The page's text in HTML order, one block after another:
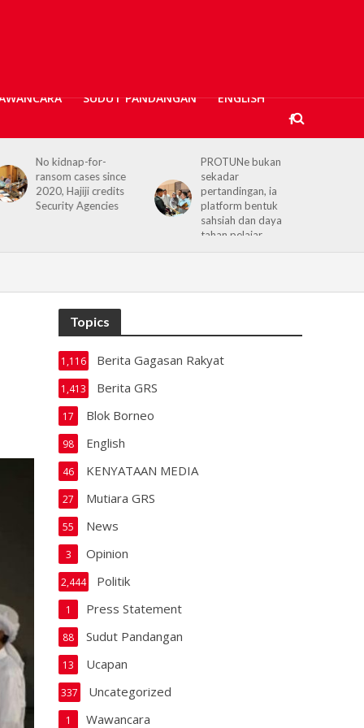
SUDUT PANDANGAN ENGLISH
PROTUNe bukan
sekadar
pertandingan, ia
platform bentuk
Hajiji receives UK High
Commissioner,
reaffirms enduring
Sabah–UK ties
Topics
Berita Gagasan Rakyat
1,116
Berita GRS
1,413
Blok Borneo
17
English
98
KENYATAAN MEDIA
46
Mutiara GRS
27
News
55
Opinion
3
Politik
2,444
Press Statement
1
Sudut Pandangan
88
Ucapan
13
Uncategorized
337
Wawancara
1